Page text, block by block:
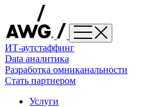
ИТ-аутстаффинг
Data аналитика
Разработка омниканальности
Стать партнером
Услуги